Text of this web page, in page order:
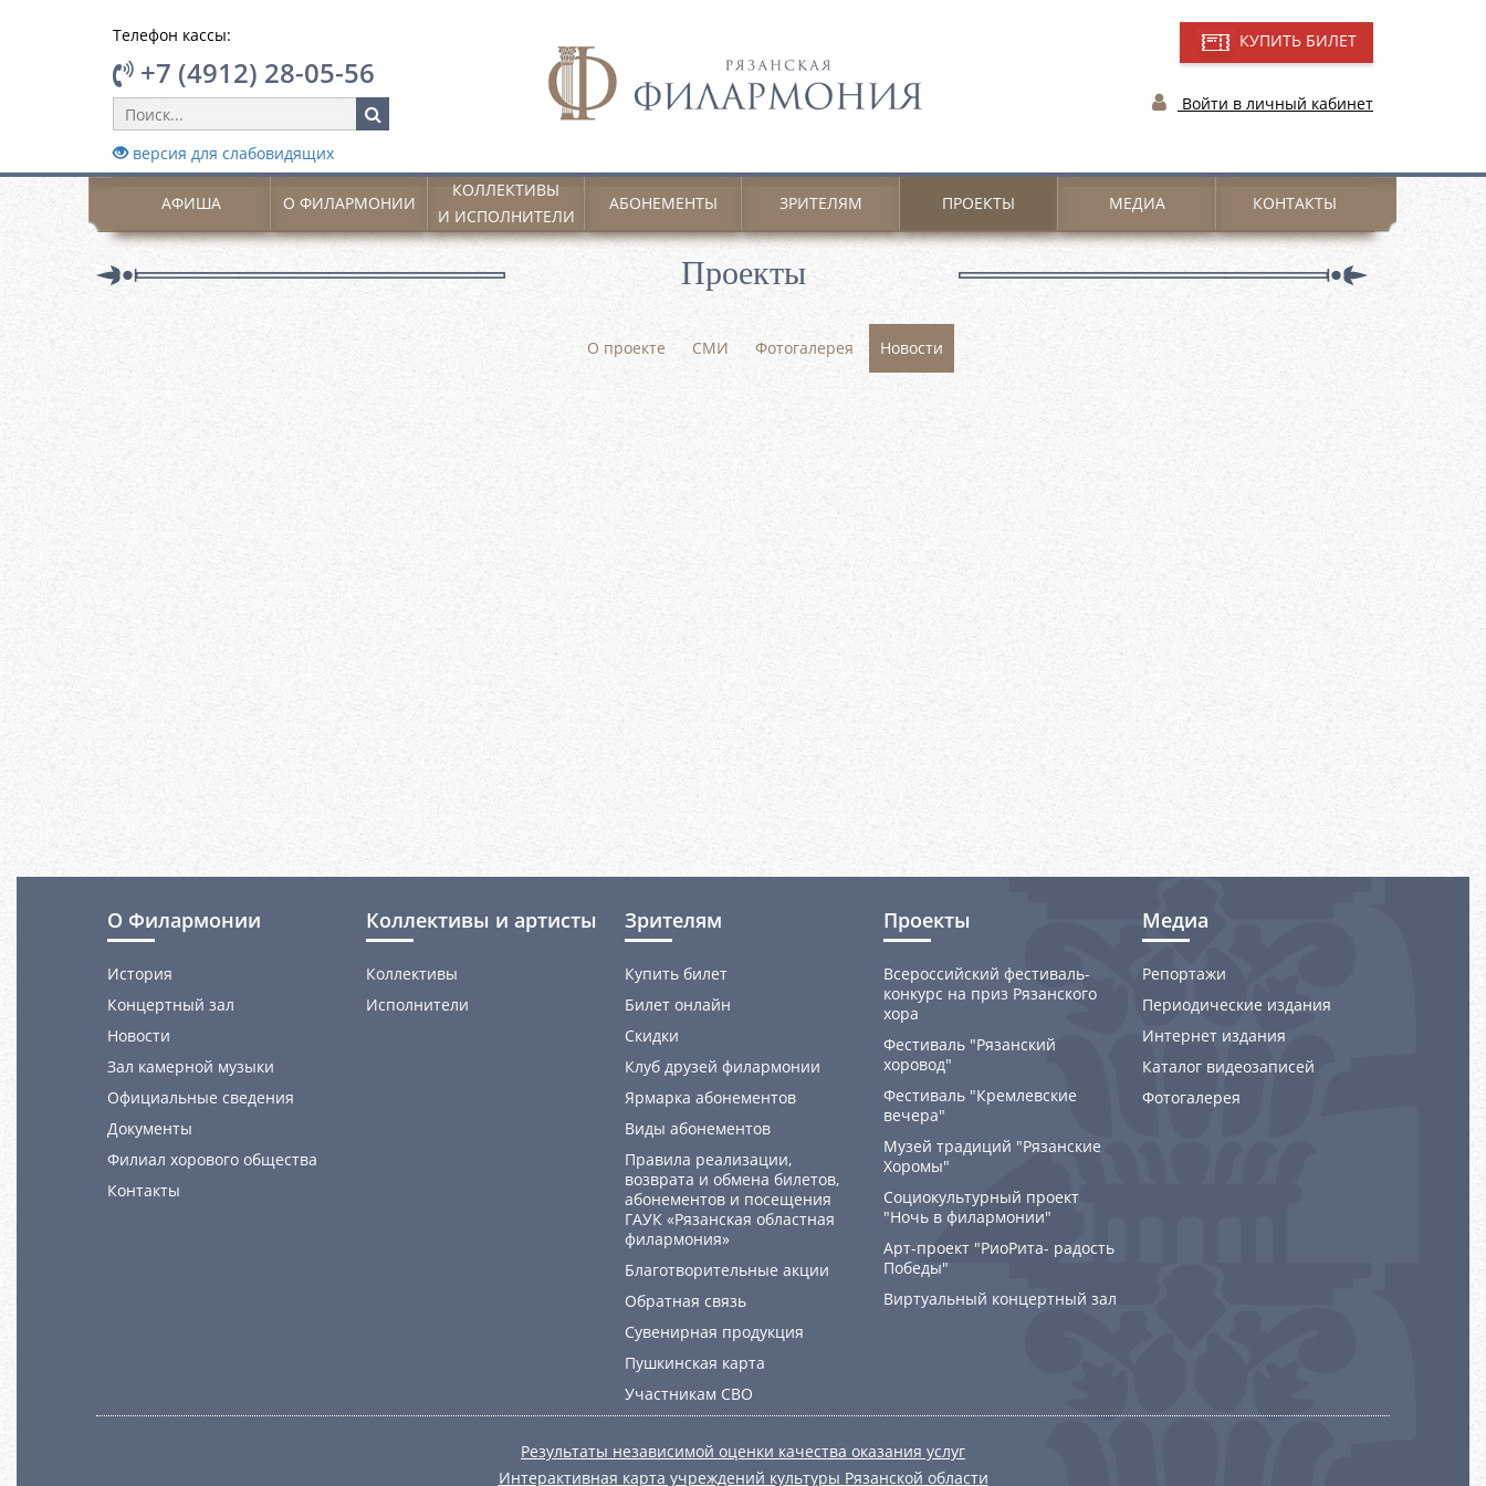
Телефон кассы:
+7 (4912) 28-05-56
версия для слабовидящих
КУПИТЬ БИЛЕТ
Войти в личный кабинет
АФИША О ФИЛАРМОНИИ
КОЛЛЕКТИВЫ
И ИСПОЛНИТЕЛИ
АБОНЕМЕНТЫ ЗРИТЕЛЯМ ПРОЕКТЫ МЕДИА КОНТАКТЫ
Проекты
О проекте СМИ Фотогалерея Новости
О Филармонии
История
Концертный зал
Новости
Зал камерной музыки
Официальные сведения
Документы
Филиал хорового общества
Контакты
Коллективы и артисты
Коллективы
Исполнители
Зрителям
Купить билет
Билет онлайн
Скидки
Клуб друзей филармонии
Ярмарка абонементов
Виды абонементов
Правила реализации,
возврата и обмена билетов,
абонементов и посещения
ГАУК «Рязанская областная
филармония»
Благотворительные акции
Обратная связь
Сувенирная продукция
Пушкинская карта
Участникам СВО
Проекты
Всероссийский фестиваль-
конкурс на приз Рязанского
хора
Фестиваль "Рязанский
хоровод"
Фестиваль "Кремлевские
вечера"
Музей традиций "Рязанские
Хоромы"
Социокультурный проект
"Ночь в филармонии"
Арт-проект "РиоРита- радость
Победы"
Виртуальный концертный зал
Медиа
Репортажи
Периодические издания
Интернет издания
Каталог видеозаписей
Фотогалерея
Результаты независимой оценки качества оказания услуг
Интерактивная карта учреждений культуры Рязанской области